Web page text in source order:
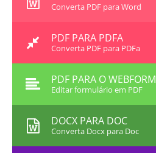
Converta PDF para Word
PDF PARA PDFA
Converta PDF para PDFa
PDF PARA O WEBFORM
Editar formulário em PDF
DOCX PARA DOC
Converta Docx para Doc